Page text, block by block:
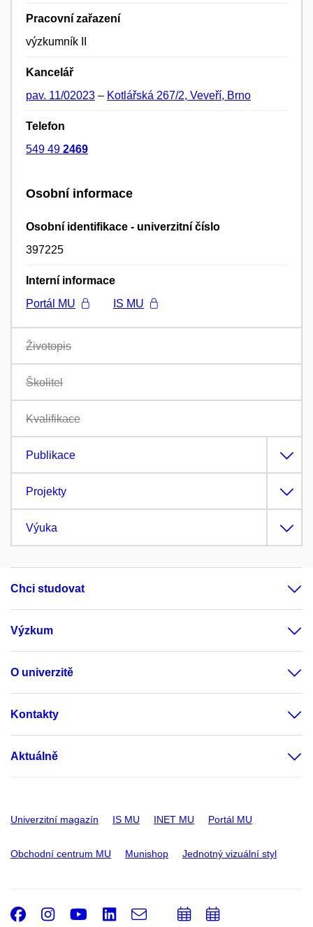
Pracovní zařazení
výzkumník II
Kancelář
pav. 11/02023 – Kotlářská 267/2, Veveří, Brno
Telefon
549 49 2469
Osobní informace
Osobní identifikace - univerzitní číslo
397225
Interní informace
Portál MU
IS MU
Životopis
Školitel
Kvalifikace
Publikace
Projekty
Výuka
Chci studovat
Výzkum
O univerzitě
Kontakty
Aktuálně
Univerzitní magazín IS MU INET MU Portál MU
Obchodní centrum MU Munishop Jednotný vizuální styl
Facebook
Instagram
Youtube
LinkedIn
e-
PřidatPřidat